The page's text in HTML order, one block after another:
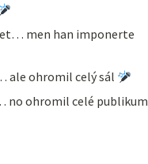
men han imponerte
ale ohromil celý sál
no ohromil celé publikum